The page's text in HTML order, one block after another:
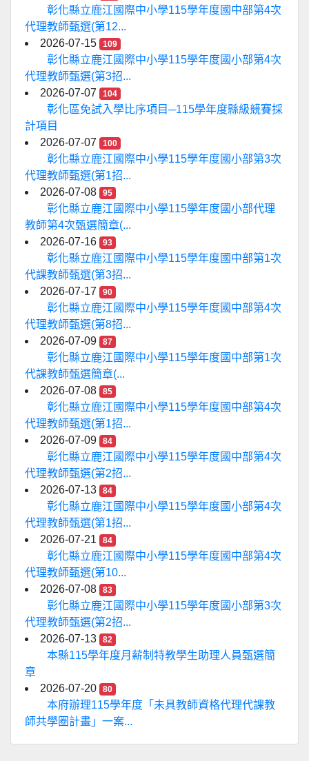
彰化縣立鹿江國際中小學115學年度國中部第4次
代理教師甄選(第12...
2026-07-15
109
彰化縣立鹿江國際中小學115學年度國小部第4次
代理教師甄選(第3招...
2026-07-07
104
彰化區免試入學比序項目─115學年度縣級競賽採
計項目
2026-07-07
100
彰化縣立鹿江國際中小學115學年度國小部第3次
代理教師甄選(第1招...
2026-07-08
95
彰化縣立鹿江國際中小學115學年度國小部代理
教師第4次甄選簡章(...
2026-07-16
93
彰化縣立鹿江國際中小學115學年度國中部第1次
代課教師甄選(第3招...
2026-07-17
90
彰化縣立鹿江國際中小學115學年度國中部第4次
代理教師甄選(第8招...
2026-07-09
87
彰化縣立鹿江國際中小學115學年度國中部第1次
代課教師甄選簡章(...
2026-07-08
85
彰化縣立鹿江國際中小學115學年度國中部第4次
代理教師甄選(第1招...
2026-07-09
84
彰化縣立鹿江國際中小學115學年度國中部第4次
代理教師甄選(第2招...
2026-07-13
84
彰化縣立鹿江國際中小學115學年度國小部第4次
代理教師甄選(第1招...
2026-07-21
84
彰化縣立鹿江國際中小學115學年度國中部第4次
代理教師甄選(第10...
2026-07-08
83
彰化縣立鹿江國際中小學115學年度國小部第3次
代理教師甄選(第2招...
2026-07-13
82
本縣115學年度月薪制特教學生助理人員甄選簡
章
2026-07-20
80
本府辦理115學年度「未具教師資格代理代課教
師共學圈計畫」一案...